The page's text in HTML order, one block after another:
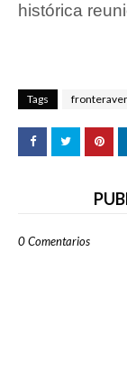
histórica
Tags
0 Comentarios